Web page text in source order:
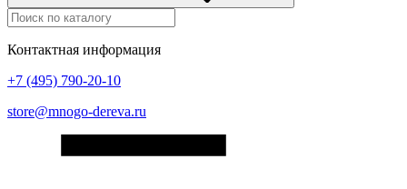
Контактная информация
+7 (495) 790-20-10
store@mnogo-dereva.ru